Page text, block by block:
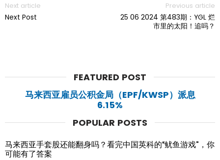
Next article
Next Post
Previous article
25 06 2024 第483期：YGL 烂
市里的太阳！追吗？
FEATURED POST
马来西亚雇员公积金局（EPF/KWSP）派息
6.15%
POPULAR POSTS
马来西亚手套股还能翻身吗？看完中国英科的“鱿鱼游戏”，你
可能有了答案